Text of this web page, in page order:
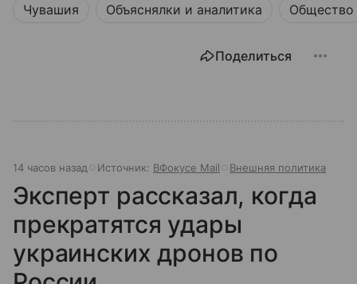
Чувашия Объяснялки и аналитика Общество
Поделиться
14 часов назад Источник: ВФокусе Mail Внешняя политика
Эксперт рассказал, когда
прекратятся удары
украинских дронов по